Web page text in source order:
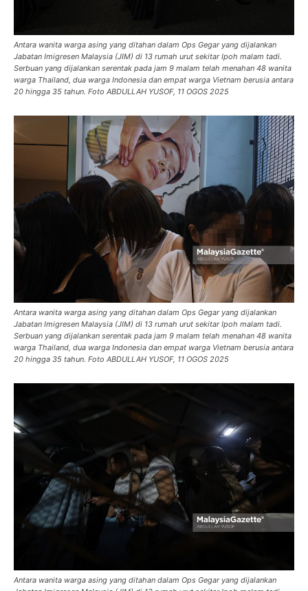
Antara wanita warga asing yang ditahan dalam Ops Gegar yang dijalankan
Jabatan Imigresen Malaysia (JIM) di 13 rumah urut sekitar Ipoh malam tadi.
Serbuan yang dijalankan serentak pada jam 9 malam telah menahan 48 wanita
warga Thailand, dua warga Indonesia dan empat warga Vietnam berusia antara
20 hingga 35 tahun. Foto ABDULLAH YUSOF, 11 OGOS 2025
Antara wanita warga asing yang ditahan dalam Ops Gegar yang dijalankan
Jabatan Imigresen Malaysia (JIM) di 13 rumah urut sekitar Ipoh malam tadi.
Serbuan yang dijalankan serentak pada jam 9 malam telah menahan 48 wanita
warga Thailand, dua warga Indonesia dan empat warga Vietnam berusia antara
20 hingga 35 tahun. Foto ABDULLAH YUSOF, 11 OGOS 2025
Antara wanita warga asing yang ditahan dalam Ops Gegar yang dijalankan